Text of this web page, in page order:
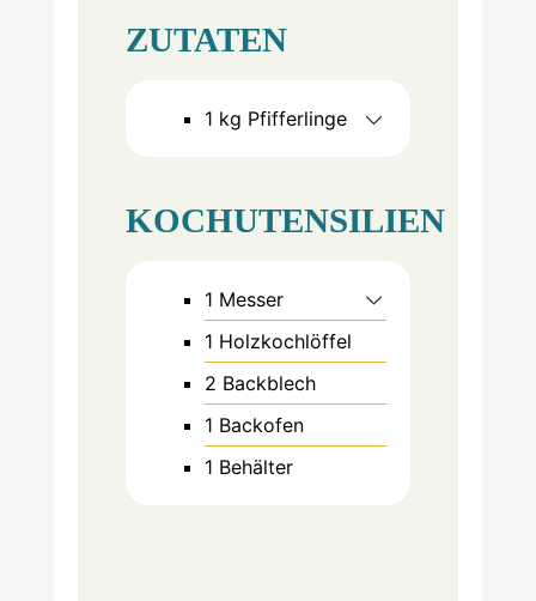
ZUTATEN
1 kg Pfifferlinge
KOCHUTENSILIEN
1 Messer
1 Holzkochlöffel
2 Backblech
1 Backofen
1 Behälter